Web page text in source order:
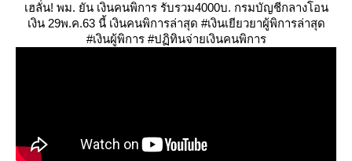
เฮลั่น! พม. ยัน เงินคนพิการ รับรวม4000บ. กรมบัญชีกลางโอน
เงิน 29พ.ค.63 นี้ เงินคนพิการล่าสุด #เงินเยียวยาผู้พิการล่าสุด
#เงินผู้พิการ #ปฏิทินจ่ายเงินคนพิการ